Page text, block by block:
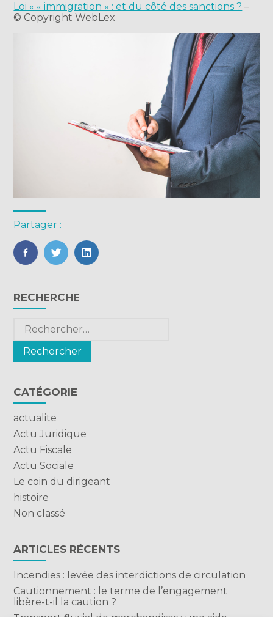
Loi « « immigration » : et du côté des sanctions ? –
© Copyright WebLex
Partager :
FaceBook
TwitterLinkedIn
Blog
sidebar
RECHERCHE
Rechercher :
CATÉGORIE
actualite
Actu Juridique
Actu Fiscale
Actu Sociale
Le coin du dirigeant
histoire
Non classé
ARTICLES RÉCENTS
Incendies : levée des interdictions de circulation
Cautionnement : le terme de l’engagement
libère-t-il la caution ?